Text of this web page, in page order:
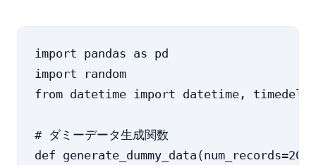
import pandas as pd
import random
from datetime import datetime, timedelta
# ダミーデータ生成関数
def generate_dummy_data(num_records=20):